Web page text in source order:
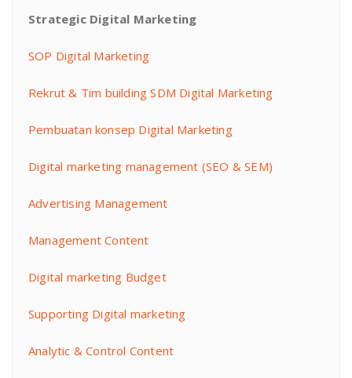
Strategic Digital Marketing
SOP Digital Marketing
Rekrut & Tim building SDM Digital Marketing
Pembuatan konsep Digital Marketing
Digital marketing management (SEO & SEM)
Advertising Management
Management Content
Digital marketing Budget
Supporting Digital marketing
Analytic & Control Content